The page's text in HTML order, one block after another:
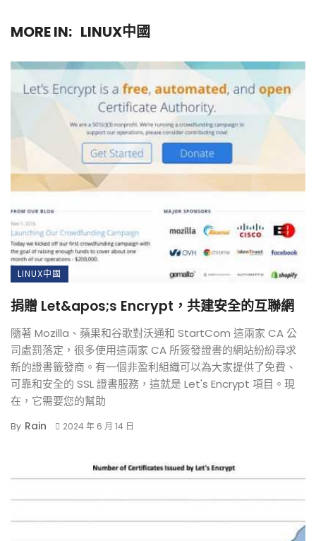
MORE IN: LINUX中國
LINUX中國
捐贈 Let&apos;s Encrypt，共建安全的互聯網
隨著 Mozilla、蘋果和谷歌對沃通和 StartCom 這兩家 CA 公
司處罰落定，很多使用這兩家 CA 所簽發證書的網站紛紛尋求
新的證書籤發商。有一個非盈利組織可以為大家提供了免費、
可靠和安全的 SSL 證書服務，這就是 Let's Encrypt 項目。現
在，它需要您的幫助
By Rain 2024 年 6 月 14 日